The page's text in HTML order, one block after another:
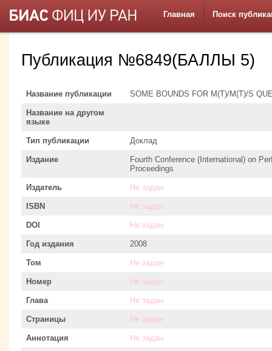
Главная Поиск
Публикация №6849(БАЛЛЫ 5)
Название публикации SOME BOUNDS FOR M(T)/M(T)/S
Название на другом
языке
Тип публикации Доклад
Издание
Fourth Conference (International) on
Proceedings
Издатель Не задан
ISBN Не задан
DOI Не задан
Год издания 2008
Том Не задан
Номер Не задан
Глава Не задан
Страницы Не задан
Аннотация Не задан